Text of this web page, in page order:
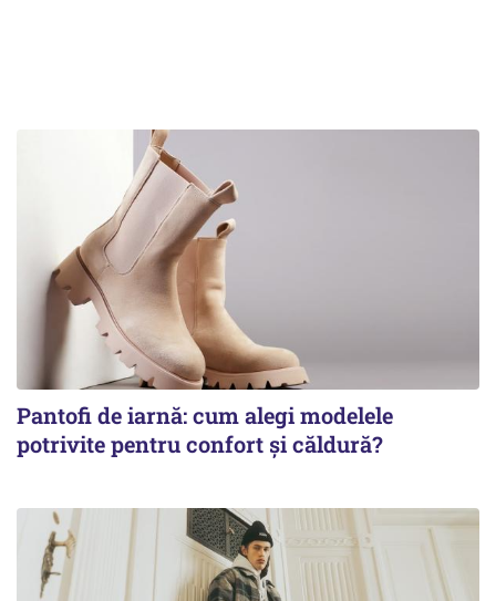
Pantofi de iarnă: cum alegi modelele
potrivite pentru confort și căldură?